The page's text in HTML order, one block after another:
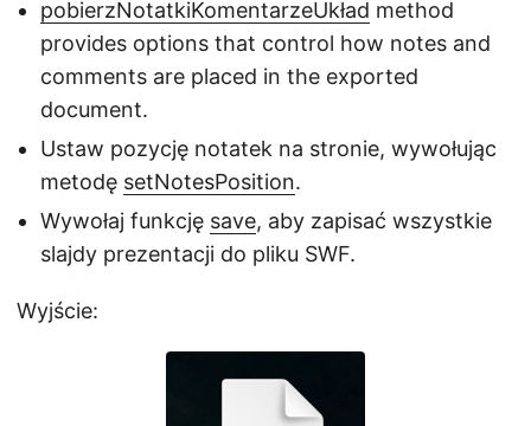
pobierzNotatkiKomentarzeUkład method
provides options that control how notes and
comments are placed in the exported
document.
Ustaw pozycję notatek na stronie, wywołując
metodę setNotesPosition.
Wywołaj funkcję save, aby zapisać wszystkie
slajdy prezentacji do pliku SWF.
Wyjście: